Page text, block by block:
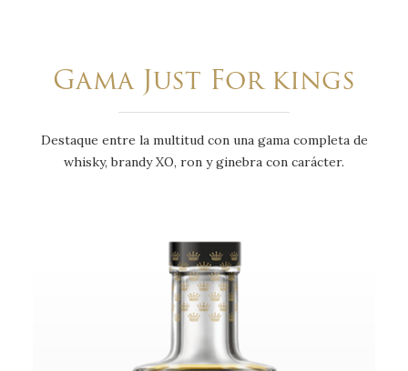
Gama Just For kings
Destaque entre la multitud con una gama completa de
whisky, brandy XO, ron y ginebra con carácter.